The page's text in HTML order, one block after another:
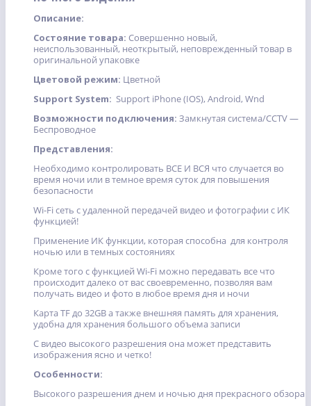
Описание:
Состояние товара: Совершенно новый,
неиспользованный, неоткрытый, неповрежденный товар в
оригинальной упаковке
Цветовой режим: Цветной
Support System: Support iPhone (IOS), Android, Wnd
Возможности подключения: Замкнутая система/CCTV —
Беспроводное
Представления:
Необходимо контролировать ВСЕ И ВСЯ что случается во
время ночи или в темное время суток для повышения
безопасности
Wi-Fi сеть с удаленной передачей видео и фотографии с ИК
функцией!
Применение ИК функции, которая способна для контроля
ночью или в темных состояниях
Кроме того с функцией Wi-Fi можно передавать все что
происходит далеко от вас своевременно, позволяя вам
получать видео и фото в любое время дня и ночи
Карта TF до 32GB а также внешняя память для хранения,
удобна для хранения большого объема записи
С видео высокого разрешения она может представить
изображения ясно и четко!
Особенности:
Высокого разрешения днем и ночью дня прекрасного обзора